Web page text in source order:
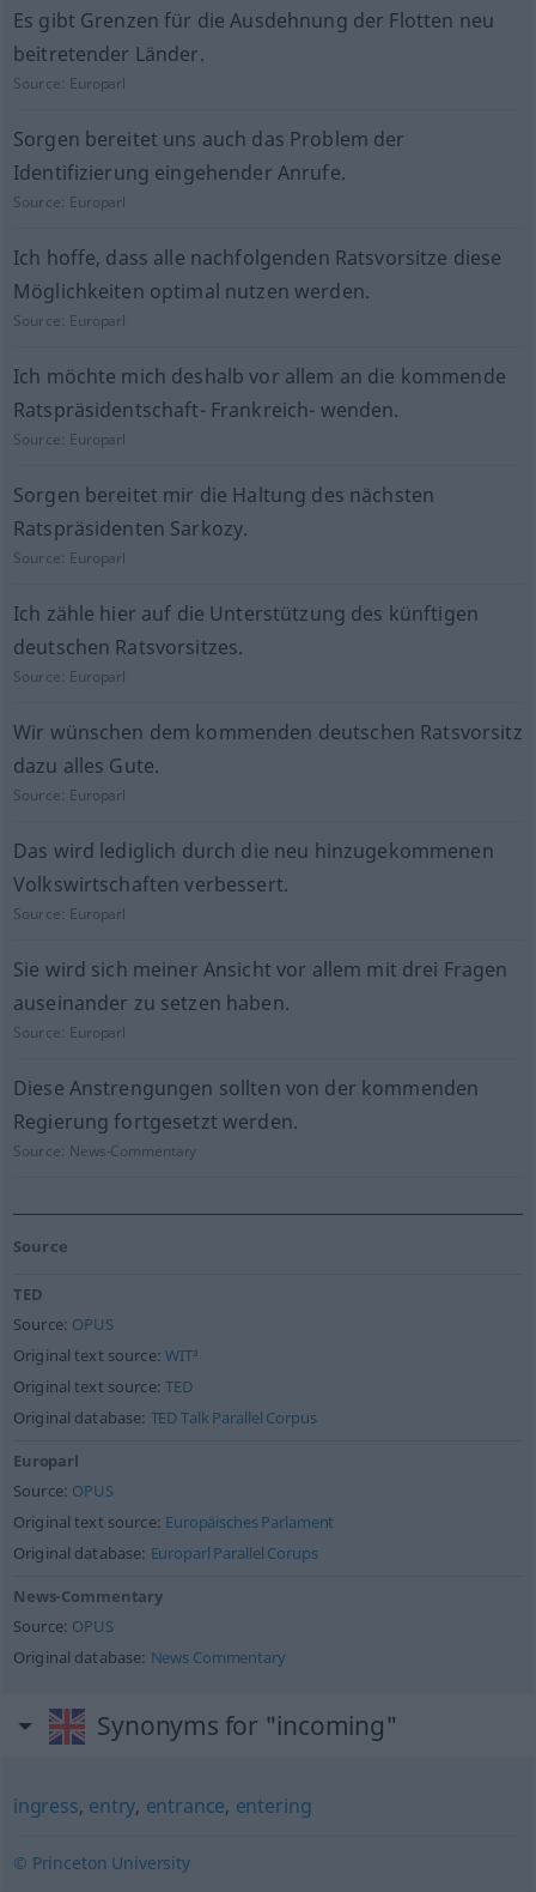
Es gibt Grenzen für die Ausdehnung der Flotten neu
beitretender Länder.
Source: Europarl
Sorgen bereitet uns auch das Problem der
Identifizierung eingehender Anrufe.
Source: Europarl
Ich hoffe, dass alle nachfolgenden Ratsvorsitze diese
Möglichkeiten optimal nutzen werden.
Source: Europarl
Ich möchte mich deshalb vor allem an die kommende
Ratspräsidentschaft- Frankreich- wenden.
Source: Europarl
Sorgen bereitet mir die Haltung des nächsten
Ratspräsidenten Sarkozy.
Source: Europarl
Ich zähle hier auf die Unterstützung des künftigen
deutschen Ratsvorsitzes.
Source: Europarl
Wir wünschen dem kommenden deutschen Ratsvorsitz
dazu alles Gute.
Source: Europarl
Das wird lediglich durch die neu hinzugekommenen
Volkswirtschaften verbessert.
Source: Europarl
Sie wird sich meiner Ansicht vor allem mit drei Fragen
auseinander zu setzen haben.
Source: Europarl
Diese Anstrengungen sollten von der kommenden
Regierung fortgesetzt werden.
Source: News-Commentary
Source
TED
Source: OPUS
Original text source:WIT³
Original text source:TED
Original database: TED Talk Parallel Corpus
Europarl
Source: OPUS
Original text source: Europäisches Parlament
Original database: Europarl Parallel Corups
News-Commentary
Source: OPUS
Original database: News Commentary
Synonyms for "incoming"
ingress, entry, entrance, entering
© Princeton University